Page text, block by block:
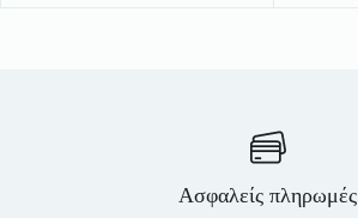
Ασφαλείς πληρωμές